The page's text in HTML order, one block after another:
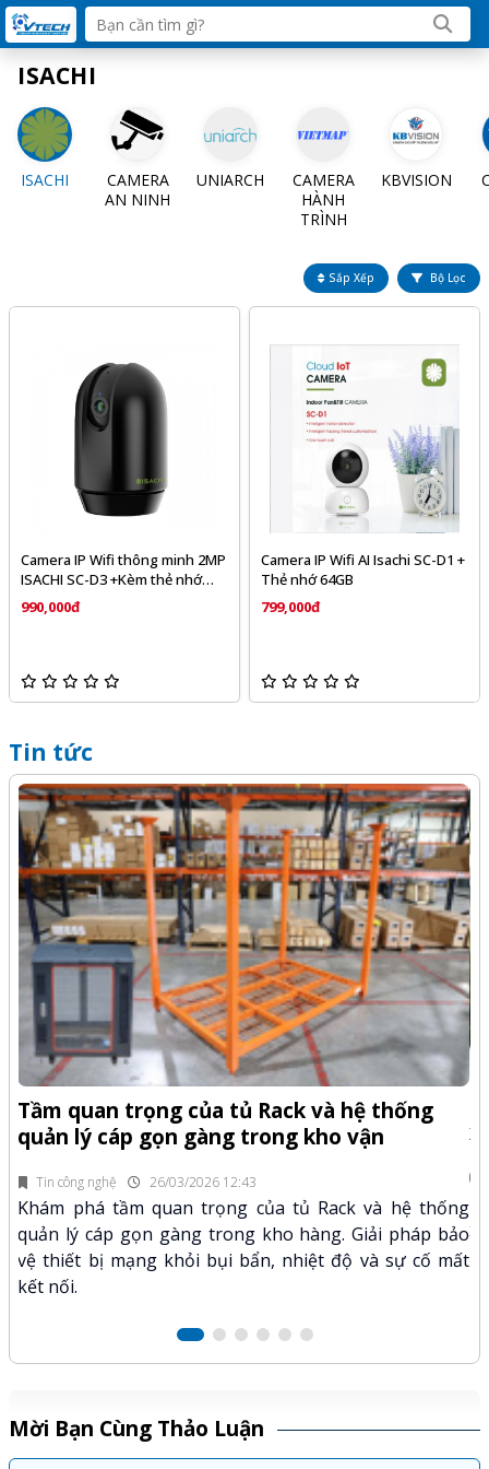
ISACHI
CAMERA
AN NINH
UNIARCH
CAMERA
HÀNH
TRÌNH
KBVISION
ISACHI
Sắp Xếp Bộ Lọc
Camera IP Wifi thông minh 2MP
ISACHI SC-D3 +Kèm thẻ nhớ
32GB
990,000đ
Camera IP Wifi AI Isachi SC-D1 +
Thẻ nhớ 64GB
799,000đ
Tin tức
Tin công nghệ 26/03/2026 12:43
Tầm quan trọng của tủ Rack và hệ thống
quản lý cáp gọn gàng trong kho vận
Khám phá tầm quan trọng của tủ Rack và hệ thống
quản lý cáp gọn gàng trong kho hàng. Giải pháp bảo
vệ thiết bị mạng khỏi bụi bẩn, nhiệt độ và sự cố mất
kết nối.
Mời Bạn Cùng Thảo Luận